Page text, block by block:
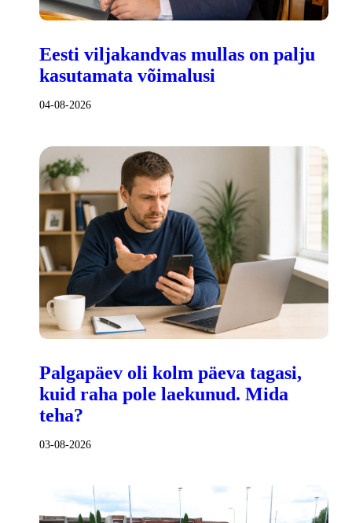
Eesti viljakandvas mullas on palju
kasutamata võimalusi
04-08-2026
Palgapäev oli kolm päeva tagasi,
kuid raha pole laekunud. Mida
teha?
03-08-2026